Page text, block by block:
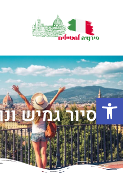
סיור גמישפתח סרגל נגישות